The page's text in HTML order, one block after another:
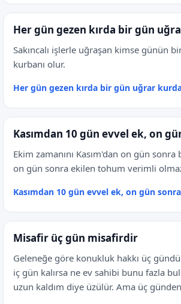
Her gün gezen kırda bir gün
Sakıncalı işlerle uğraşan kimse günün
kurbanı olur.
Her gün gezen kırda bir gün uğrar
Kasımdan 10 gün evvel ek, on
Ekim zamanını Kasım'dan on gün sonra
on gün sonra ekilen tohum verimli
Kasımdan 10 gün evvel ek, on gün
Misafir üç gün misafirdir
Geleneğe göre konukluk hakkı üç
iç gün kalırsa ne ev sahibi bunu fazla
uzun kaldım diye üzülür. Ama üç